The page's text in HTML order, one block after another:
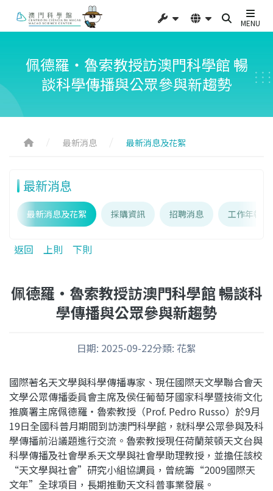
MENU
佩德羅・魯索教授訪澳門科學館 暢
談科學傳播與公眾參與新趨勢
最新消息 最新消息及花絮
最新消息
最新消息及花絮 採購資訊 招聘消息 工作年報
返回 上則 下則
佩德羅・魯索教授訪澳門科學館 暢談科
學傳播與公眾參與新趨勢
日期: 2025-09-22分類: 花絮
國際著名天文學與科學傳播專家、現任國際天文學聯合會天
文學公眾傳播委員會主席及侯任葡萄牙國家科學暨技術文化
推廣署主席佩德羅・魯索教授（Prof. Pedro Russo）於9月
19日全國科普月期間到訪澳門科學館，就科學公眾參與及科
學傳播前沿議題進行交流。魯索教授現任荷蘭萊頓天文台與
科學傳播及社會學系天文學與社會學助理教授，並擔任該校
“天文學與社會”研究小組協調員，曾統籌“2009國際天
文年”全球項目，長期推動天文科普事業發展。